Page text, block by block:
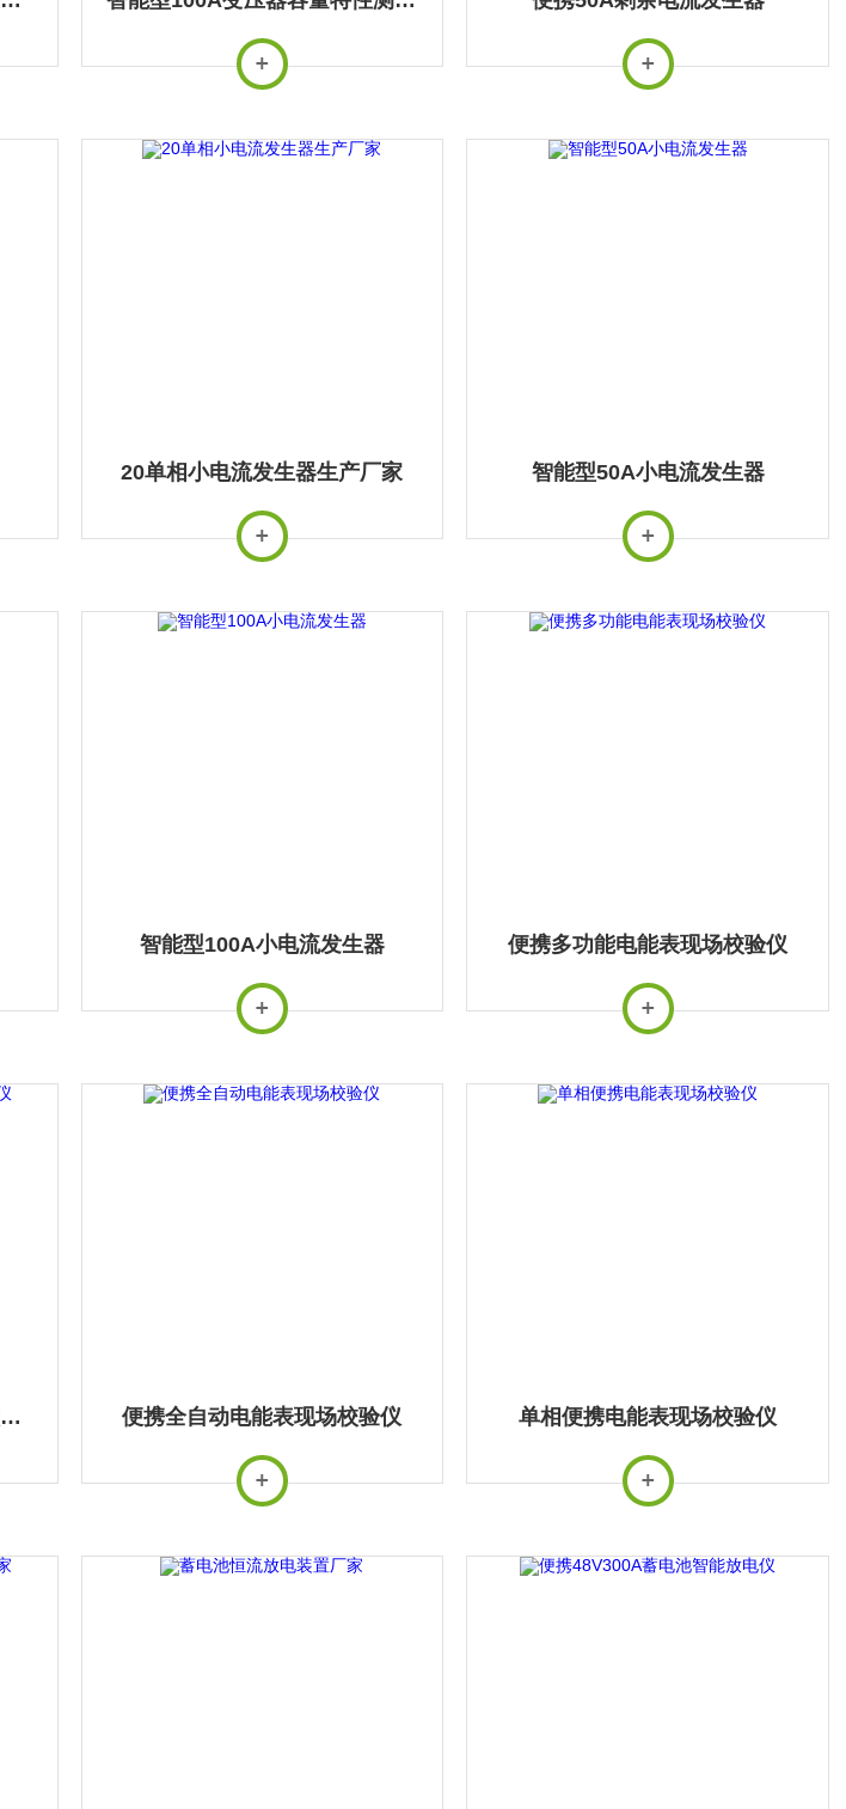
20单相小电流发生器生产厂家 智能型50A小电流发生器
智能型100A小电流发生器 便携多功能电能表现场校验仪
智能手持式三相电能表现场校验仪 便携全自动电能表现场校验仪 单相便携电能表现场校验仪